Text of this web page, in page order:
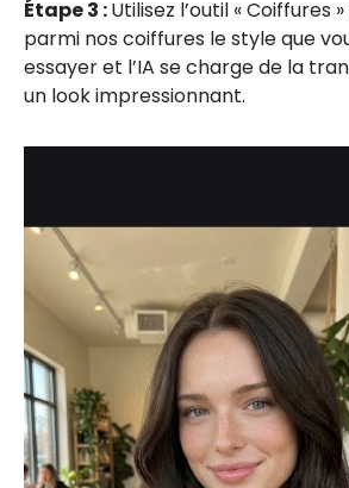
Étape 3 :Utilisez l’outil « Coiffures
parmi nos coiffures le style que
essayer et l’IA se charge de la
un look impressionnant.